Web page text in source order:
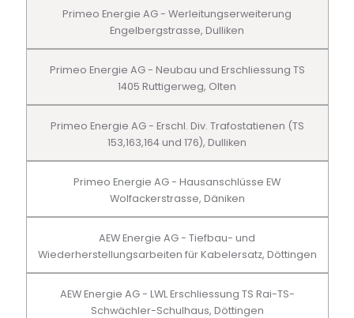
Primeo Energie AG - Werleitungserweiterung
Engelbergstrasse, Dulliken
Primeo Energie AG - Neubau und Erschliessung TS
1405 Ruttigerweg, Olten
Primeo Energie AG - Erschl. Div. Trafostatienen (TS
153,163,164 und 176), Dulliken
Primeo Energie AG - Hausanschlüsse EW
Wolfackerstrasse, Däniken
AEW Energie AG - Tiefbau- und
Wiederherstellungsarbeiten für Kabelersatz, Döttingen
AEW Energie AG - LWL Erschliessung TS Rai-TS-
Schwächler-Schulhaus, Döttingen